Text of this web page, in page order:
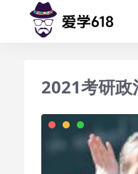
2021考研政